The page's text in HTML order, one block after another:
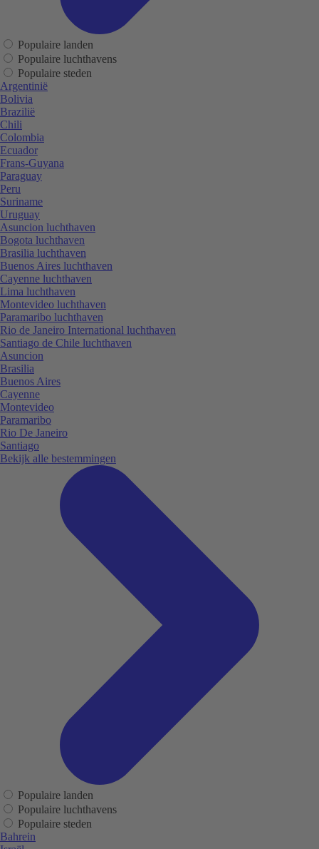
Populaire landen
Populaire luchthavens
Populaire steden
Argentinië
Bolivia
Brazilië
Chili
Colombia
Ecuador
Frans-Guyana
Paraguay
Peru
Suriname
Uruguay
Asuncion luchthaven
Bogota luchthaven
Brasilia luchthaven
Buenos Aires luchthaven
Cayenne luchthaven
Lima luchthaven
Montevideo luchthaven
Paramaribo luchthaven
Rio de Janeiro International luchthaven
Santiago de Chile luchthaven
Asuncion
Brasilia
Buenos Aires
Cayenne
Montevideo
Paramaribo
Rio De Janeiro
Santiago
Bekijk alle bestemmingen
Populaire landen
Populaire luchthavens
Populaire steden
Bahrein